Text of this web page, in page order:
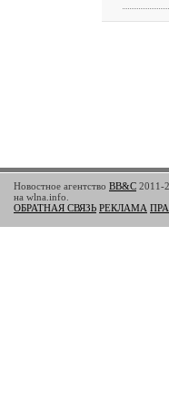
Новостное агентство BB&C 2011-
на wlna.info.
ОБРАТНАЯ СВЯЗЬ РЕКЛАМА